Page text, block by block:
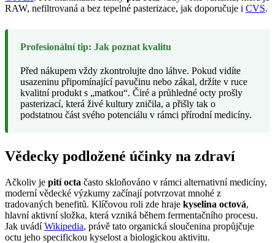
RAW, nefiltrovaná a bez tepelné pasterizace, jak doporučuje i CVS.
Profesionální tip: Jak poznat kvalitu
Před nákupem vždy zkontrolujte dno láhve. Pokud vidíte
usazeninu připomínající pavučinu nebo zákal, držíte v ruce
kvalitní produkt s „matkou“. Čiré a průhledné octy prošly
pasterizací, která živé kultury zničila, a přišly tak o
podstatnou část svého potenciálu v rámci přírodní medicíny.
Vědecky podložené účinky na zdraví
Ačkoliv je pití octa často skloňováno v rámci alternativní medicíny,
moderní vědecké výzkumy začínají potvrzovat mnohé z
tradovaných benefitů. Klíčovou roli zde hraje kyselina octová,
hlavní aktivní složka, která vzniká během fermentačního procesu.
Jak uvádíWikipedia, právě tato organická sloučenina propůjčuje
octu jeho specifickou kyselost a biologickou aktivitu.